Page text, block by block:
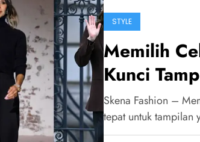
STYLE
Memilih
Kunci
Skena Fashion –
tepat untuk